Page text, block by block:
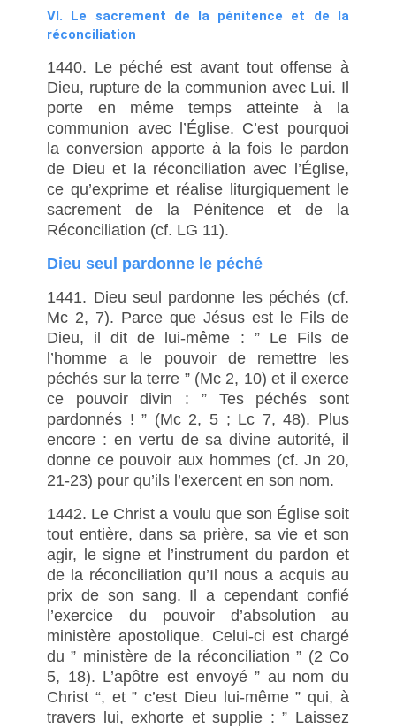
VI. Le sacrement de la pénitence et de la
réconciliation
1440. Le péché est avant tout offense à
Dieu, rupture de la communion avec Lui. Il
porte en même temps atteinte à la
communion avec l’Église. C’est pourquoi
la conversion apporte à la fois le pardon
de Dieu et la réconciliation avec l’Église,
ce qu’exprime et réalise liturgiquement le
sacrement de la Pénitence et de la
Réconciliation (cf. LG 11).
Dieu seul pardonne le péché
1441. Dieu seul pardonne les péchés (cf.
Mc 2, 7). Parce que Jésus est le Fils de
Dieu, il dit de lui-même : ” Le Fils de
l’homme a le pouvoir de remettre les
péchés sur la terre ” (Mc 2, 10) et il exerce
ce pouvoir divin : ” Tes péchés sont
pardonnés ! ” (Mc 2, 5 ; Lc 7, 48). Plus
encore : en vertu de sa divine autorité, il
donne ce pouvoir aux hommes (cf. Jn 20,
21-23) pour qu’ils l’exercent en son nom.
1442. Le Christ a voulu que son Église soit
tout entière, dans sa prière, sa vie et son
agir, le signe et l’instrument du pardon et
de la réconciliation qu’Il nous a acquis au
prix de son sang. Il a cependant confié
l’exercice du pouvoir d’absolution au
ministère apostolique. Celui-ci est chargé
du ” ministère de la réconciliation ” (2 Co
5, 18). L’apôtre est envoyé ” au nom du
Christ “, et ” c’est Dieu lui-même ” qui, à
travers lui, exhorte et supplie : ” Laissez